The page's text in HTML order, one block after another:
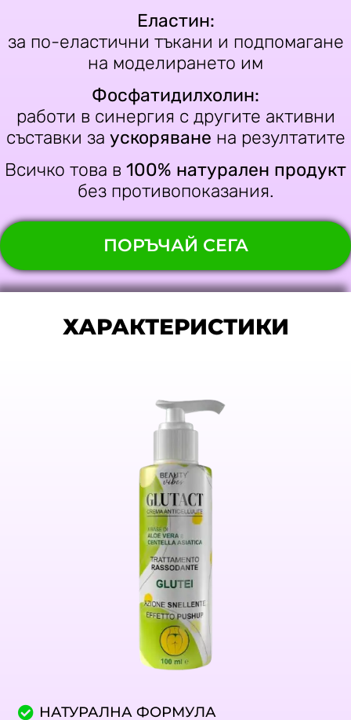
Еластин:
за по-еластични тъкани и подпомагане
на моделирането им
Фосфатидилхолин:
работи в синергия с другите активни
съставки за ускоряване на резултатите
Всичко това в 100% натурален продукт
без противопоказания.
ПОРЪЧАЙ СЕГА
ХАРАКТЕРИСТИКИ
НАТУРАЛНА ФОРМУЛА